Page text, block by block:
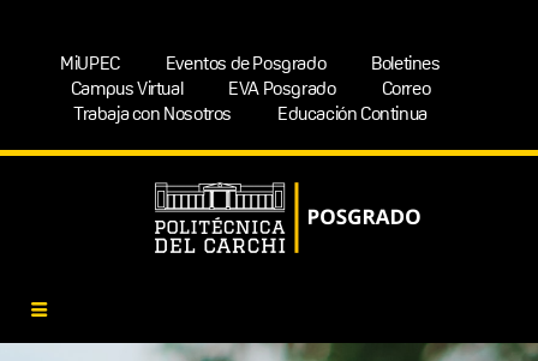
MiUPEC Eventos de Posgrado
Boletines
Campus Virtual
EVA Posgrado
Correo
Trabaja con Nosotros
Educación Continua